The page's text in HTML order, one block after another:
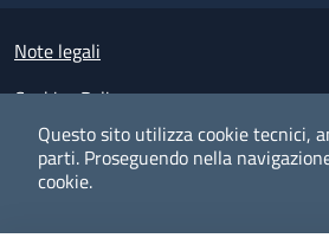
Questo sito utilizza cookie tecnici,
parti. Proseguendo nella
cookie.
Small prints
Note legali
Cookies Policy
Policy privacy e protezione del dato
Albo pretorio on-line